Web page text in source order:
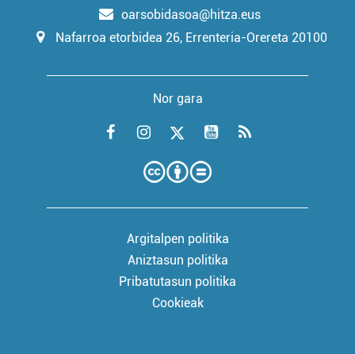
oarsobidasoa@hitza.eus
Nafarroa etorbidea 26, Errenteria-Orereta 20100
Nor gara
Argitalpen politika
Aniztasun politika
Pribatutasun politika
Cookieak